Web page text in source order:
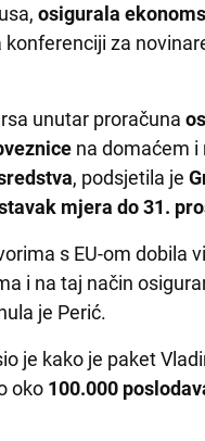
osigurala
konferenciji za
unutar proračuna
na domaćem
, podsjetila je
mjera do 31.
s EU-om dobila
i na taj način
je Perić.
je kako je paket
oko 100.000